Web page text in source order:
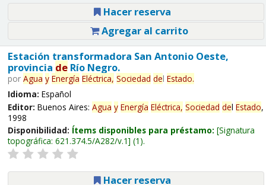
Hacer reserva
Agregar al carrito
Estación transformadora San Antonio Oeste,
provincia deRío Negro.
por Agua y Energía Eléctrica, Sociedad del Estado.
Idioma: Español
Editor: Buenos Aires: Agua y Energía Eléctrica, Sociedad del Estado,
1998
Disponibilidad: Ítems disponibles para préstamo: Signatura
topográfica: 621.374.5/A282/v.1 (1).
Hacer reserva